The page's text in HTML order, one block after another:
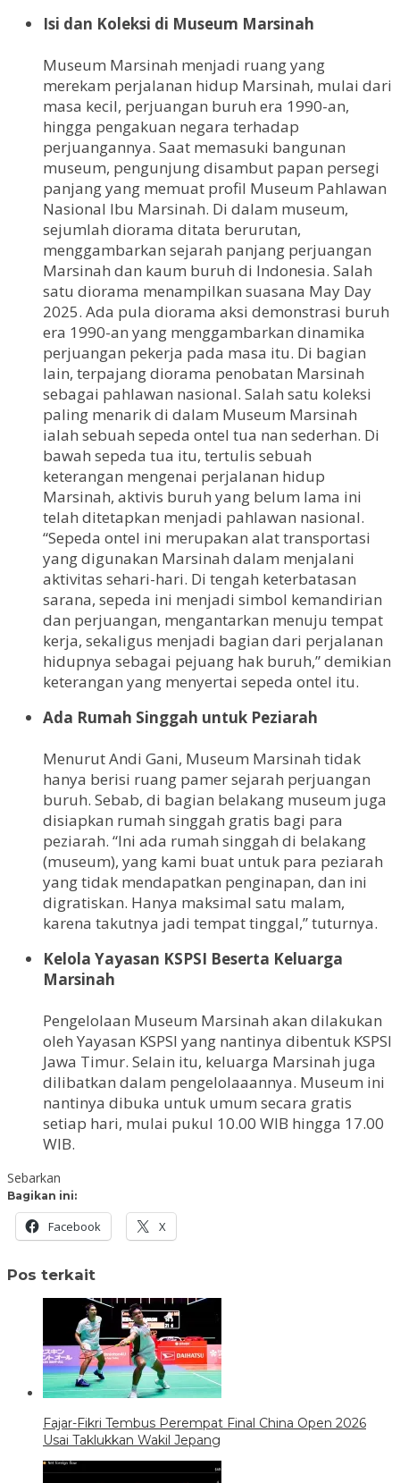
Isi dan Koleksi di Museum Marsinah
Museum Marsinah menjadi ruang yang
merekam perjalanan hidup Marsinah, mulai dari
masa kecil, perjuangan buruh era 1990-an,
hingga pengakuan negara terhadap
perjuangannya. Saat memasuki bangunan
museum, pengunjung disambut papan persegi
panjang yang memuat profil Museum Pahlawan
Nasional Ibu Marsinah. Di dalam museum,
sejumlah diorama ditata berurutan,
menggambarkan sejarah panjang perjuangan
Marsinah dan kaum buruh di Indonesia. Salah
satu diorama menampilkan suasana May Day
2025. Ada pula diorama aksi demonstrasi buruh
era 1990-an yang menggambarkan dinamika
perjuangan pekerja pada masa itu. Di bagian
lain, terpajang diorama penobatan Marsinah
sebagai pahlawan nasional. Salah satu koleksi
paling menarik di dalam Museum Marsinah
ialah sebuah sepeda ontel tua nan sederhan. Di
bawah sepeda tua itu, tertulis sebuah
keterangan mengenai perjalanan hidup
Marsinah, aktivis buruh yang belum lama ini
telah ditetapkan menjadi pahlawan nasional.
“Sepeda ontel ini merupakan alat transportasi
yang digunakan Marsinah dalam menjalani
aktivitas sehari-hari. Di tengah keterbatasan
sarana, sepeda ini menjadi simbol kemandirian
dan perjuangan, mengantarkan menuju tempat
kerja, sekaligus menjadi bagian dari perjalanan
hidupnya sebagai pejuang hak buruh,” demikian
keterangan yang menyertai sepeda ontel itu.
Ada Rumah Singgah untuk Peziarah
Menurut Andi Gani, Museum Marsinah tidak
hanya berisi ruang pamer sejarah perjuangan
buruh. Sebab, di bagian belakang museum juga
disiapkan rumah singgah gratis bagi para
peziarah. “Ini ada rumah singgah di belakang
(museum), yang kami buat untuk para peziarah
yang tidak mendapatkan penginapan, dan ini
digratiskan. Hanya maksimal satu malam,
karena takutnya jadi tempat tinggal,” tuturnya.
Kelola Yayasan KSPSI Beserta Keluarga
Marsinah
Pengelolaan Museum Marsinah akan dilakukan
oleh Yayasan KSPSI yang nantinya dibentuk KSPSI
Jawa Timur. Selain itu, keluarga Marsinah juga
dilibatkan dalam pengelolaaannya. Museum ini
nantinya dibuka untuk umum secara gratis
setiap hari, mulai pukul 10.00 WIB hingga 17.00
WIB.
Sebarkan
Bagikan ini:
Facebook X
Pos terkait
Fajar-Fikri Tembus Perempat Final China Open 2026
Usai Taklukkan Wakil Jepang